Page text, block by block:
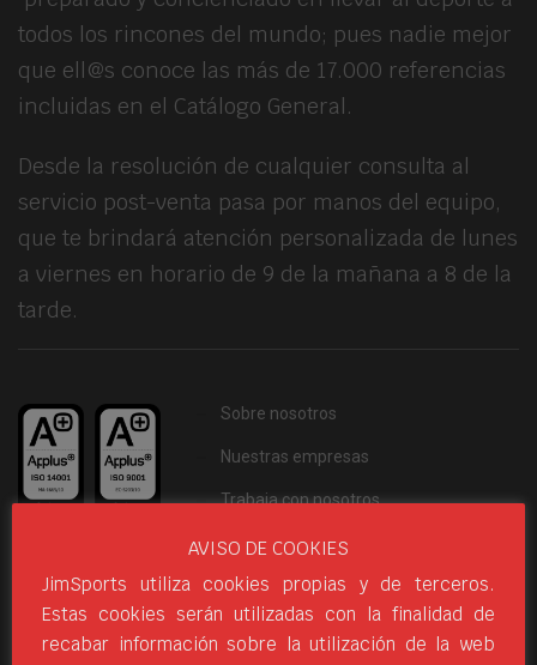
todos los rincones del mundo; pues nadie mejor
que ell@s conoce las más de 17.000 referencias
incluidas en el Catálogo General.
Desde la resolución de cualquier consulta al
servicio post-venta pasa por manos del equipo,
que te brindará atención personalizada de lunes
a viernes en horario de 9 de la mañana a 8 de la
tarde.
Sobre nosotros
Nuestras empresas
Trabaja con nosotros
Fundación HBL
AVISO DE COOKIES
JimSports utiliza cookies propias y de terceros.
Estas cookies serán utilizadas con la finalidad de
recabar información sobre la utilización de la web